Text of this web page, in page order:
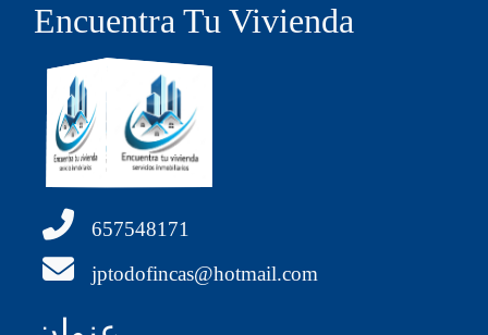
Encuentra Tu Vivienda
657548171
jptodofincas@hotmail.com